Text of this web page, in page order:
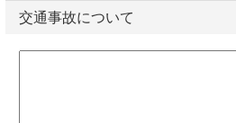
交通事故について